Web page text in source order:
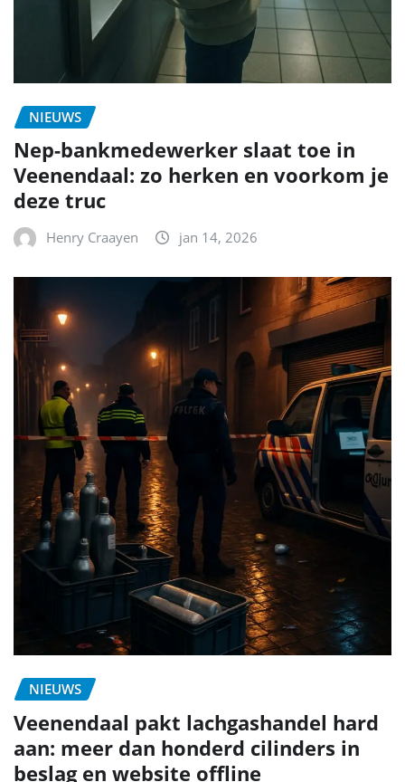
NIEUWS
Nep-bankmedewerker slaat toe in
Veenendaal: zo herken en voorkom je
deze truc
Henry Craayen jan 14, 2026
NIEUWS
Veenendaal pakt lachgashandel hard
aan: meer dan honderd cilinders in
beslag en website offline